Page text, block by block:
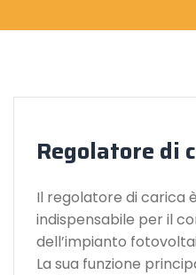
Regolatore di
Il regolatore di carica
indispensabile per il
dell’impianto
La sua funzione